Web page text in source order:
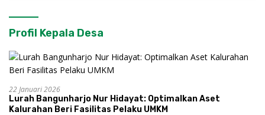
Profil Kepala Desa
22 Januari 2026
Lurah Bangunharjo Nur Hidayat: Optimalkan Aset
Kalurahan Beri Fasilitas Pelaku UMKM